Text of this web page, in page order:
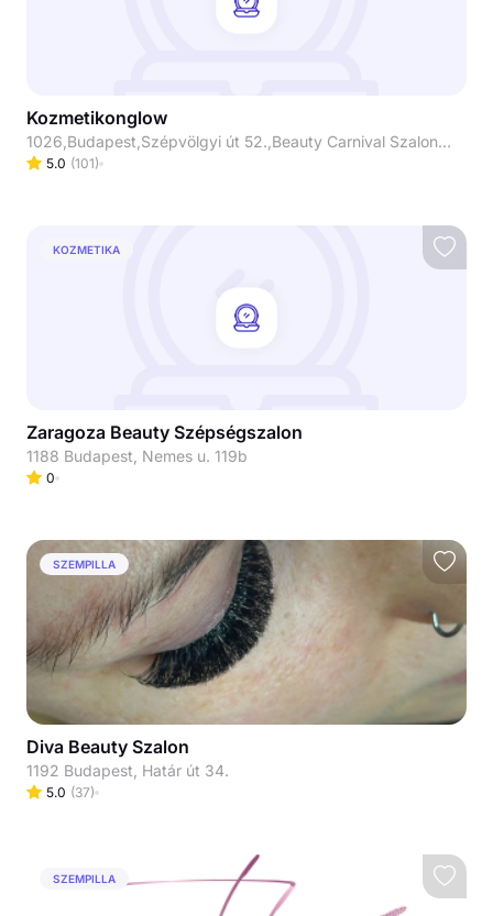
Kozmetikonglow
1026,Budapest,Szépvölgyi út 52.,Beauty Carnival Szalon(Daubner cukrászdával szemben lévő Pannon irodaházban)
5.0 (101)
KOZMETIKA
Zaragoza Beauty Szépségszalon
1188 Budapest, Nemes u. 119b
0
SZEMPILLA
Diva Beauty Szalon
1192 Budapest, Határ út 34.
5.0 (37)
SZEMPILLA